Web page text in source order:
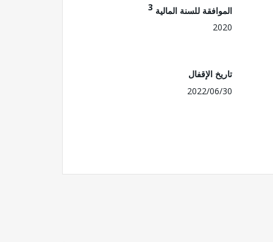
الموافقة للسنة المالية 3
2020
تاريخ الإقفال
2022/06/30